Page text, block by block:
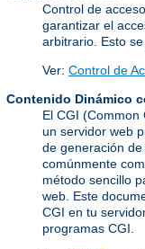
Control de
garantizar el
arbitrario. Esto
Ver: Control de
Contenido Dinámico
El CGI
un servidor web
de generación
comúnmente
método sencillo
web. Este
CGI en tu
programas CGI.